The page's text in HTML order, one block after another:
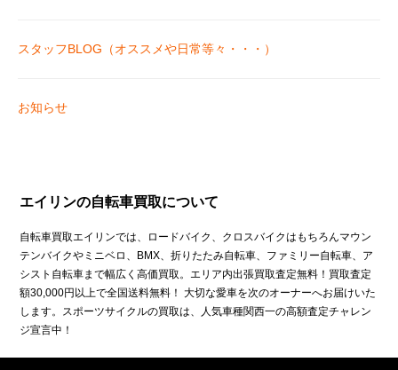
スタッフBLOG（オススメや日常等々・・・）
お知らせ
エイリンの自転車買取について
自転車買取エイリンでは、ロードバイク、クロスバイクはもちろんマウン
テンバイクやミニベロ、BMX、折りたたみ自転車、ファミリー自転車、ア
シスト自転車まで幅広く高価買取。エリア内出張買取査定無料！買取査定
額30,000円以上で全国送料無料！ 大切な愛車を次のオーナーへお届けいた
します。スポーツサイクルの買取は、人気車種関西一の高額査定チャレン
ジ宣言中！